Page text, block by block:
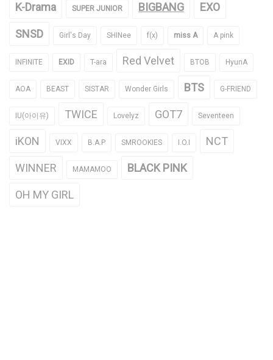
K-Drama SUPER JUNIOR BIGBANG EXO
SNSD Girl's Day SHINee f(x) miss A A pink
INFINITE EXID T-ara Red Velvet BTOB HyunA
AOA BEAST SISTAR Wonder Girls BTS G-FRIEND
IU(아이유) TWICE Lovelyz GOT7 Seventeen
iKON VIXX B.A.P SMROOKIES I.O.I NCT
WINNER MAMAMOO BLACK PINK
OH MY GIRL